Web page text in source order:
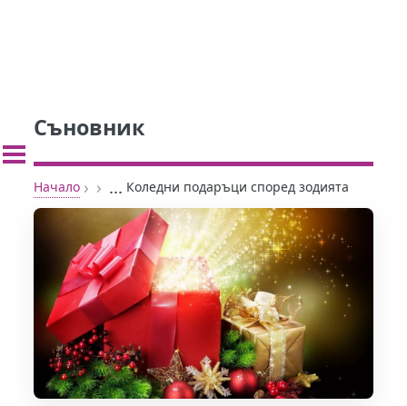
Съновник
Начало › › ... Коледни подаръци според зодията